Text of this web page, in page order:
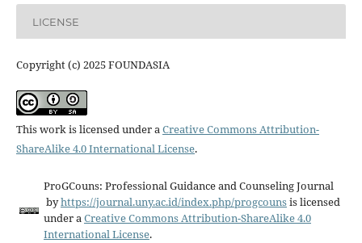
LICENSE
Copyright (c) 2025 FOUNDASIA
This work is licensed under aCreative Commons Attribution-
ShareAlike 4.0 International License.
ProGCouns: Professional Guidance and Counseling Journal
byhttps://journal.uny.ac.id/index.php/progcounsis licensed
under aCreative Commons Attribution-ShareAlike 4.0
International License.